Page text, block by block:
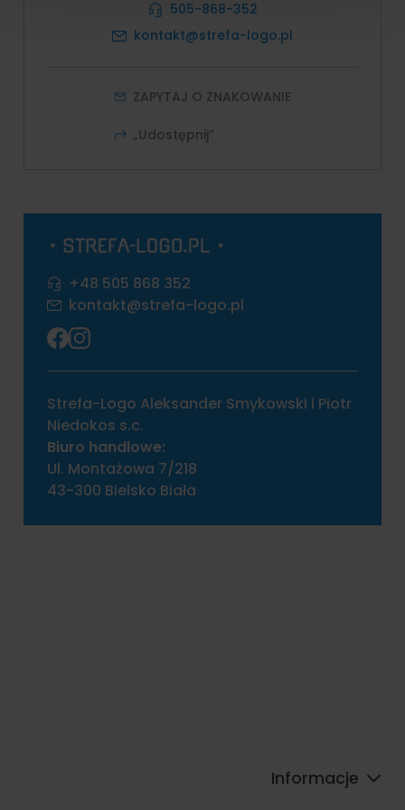
505-868-352
kontakt@strefa-logo.pl
ZAPYTAJ O ZNAKOWANIE
„Udostępnij”
+48 505 868 352
kontakt@strefa-logo.pl
Strefa-Logo Aleksander Smykowski i Piotr
Niedokos s.c.
Biuro handlowe:
Ul. Montażowa 7/218
43-300 Bielsko Biała
Informacje